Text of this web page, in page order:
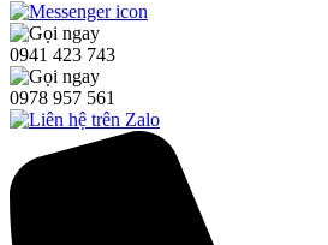
0941 423 743
0978 957 561